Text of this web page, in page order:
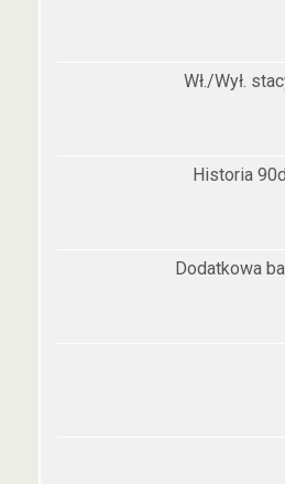
Wł./Wył.
Historia
Dodatkowa